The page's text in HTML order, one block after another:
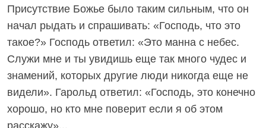
Присутствие Божье было таким сильным, что он
начал рыдать и спрашивать: «Господь, что это
такое?» Господь ответил: «Это манна с небес.
Служи мне и ты увидишь еще так много чудес и
знамений, которых другие люди никогда еще не
видели». Гарольд ответил: «Господь, это конечно
хорошо, но кто мне поверит если я об этом
расскажу»...